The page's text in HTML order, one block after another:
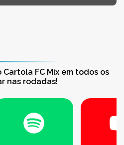
FC Mix em todos os
nas rodadas!